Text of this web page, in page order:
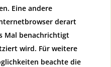
Eine andere
derart
Mal benachrichtigt
wird. Für weitere
beachte die